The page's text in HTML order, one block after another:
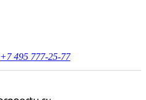
+7 495 777-25-77